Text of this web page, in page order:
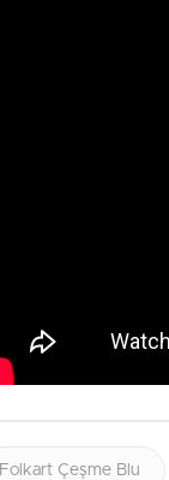
Folkart Çeşme Blu